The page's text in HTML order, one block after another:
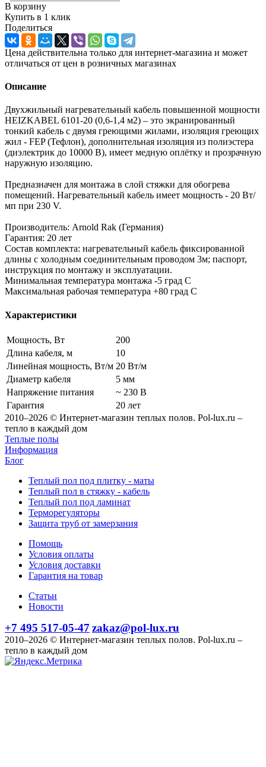
В корзину
Купить в 1 клик
Поделиться
Цена действительна только для интернет-магазина и может
отличаться от цен в розничных магазинах
Описание
Двухжильный нагревательный кабель повышенной мощности
HEIZKABEL 6101-20 (0,6-1,4 м2) – это экранированный
тонкий кабель с двумя греющими жилами, изоляция греющих
жил - FEP (Тефлон), дополнительная изоляция из полиэстера
(диэлектрик до 10000 В), имеет медную оплётку и прозрачную
наружную изоляцию.
Предназначен для монтажа в слой стяжки для обогрева
помещений. Нагревательный кабель имеет мощность - 20 Вт/
мп при 230 V.
Производитель: Arnold Rak (Германия)
Гарантия: 20 лет
Состав комплекта: нагревательный кабель фиксированной
длины с холодным соединительным проводом 3м; паспорт,
инструкция по монтажу и эксплуатации.
Минимальная температура монтажа -5 град C
Максимальная рабочая температура +80 град С
Характеристики
Мощность, Вт
200
Длина кабеля, м
10
Линейная мощность, Вт/м 20 Вт/м
Диаметр кабеля
5 мм
Напряжение питания
~ 230 В
Гарантия
20 лет
2010–2026 © Интернет-магазин теплых полов. Pol-lux.ru –
тепло в каждый дом
Теплые полы
Информация
Блог
Теплый пол под плитку - маты
Теплый пол в стяжку - кабель
Теплый пол под ламинат
Терморегуляторы
Защита труб от замерзания
Помощь
Условия оплаты
Условия доставки
Гарантия на товар
Статьи
Новости
+7 495 517-05-47 zakaz@pol-lux.ru
2010–2026 © Интернет-магазин теплых полов. Pol-lux.ru –
тепло в каждый дом